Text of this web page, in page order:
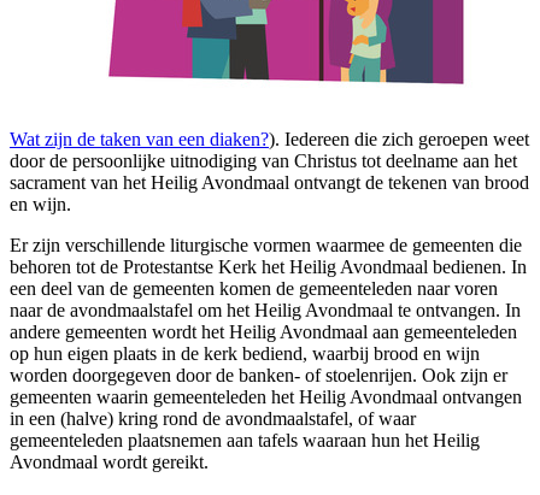
Wat zijn de taken van een diaken?). Iedereen die zich geroepen weet
door de persoonlijke uitnodiging van Christus tot deelname aan het
sacrament van het Heilig Avondmaal ontvangt de tekenen van brood
en wijn.
Er zijn verschillende liturgische vormen waarmee de gemeenten die
behoren tot de Protestantse Kerk het Heilig Avondmaal bedienen. In
een deel van de gemeenten komen de gemeenteleden naar voren
naar de avondmaalstafel om het Heilig Avondmaal te ontvangen. In
andere gemeenten wordt het Heilig Avondmaal aan gemeenteleden
op hun eigen plaats in de kerk bediend, waarbij brood en wijn
worden doorgegeven door de banken- of stoelenrijen. Ook zijn er
gemeenten waarin gemeenteleden het Heilig Avondmaal ontvangen
in een (halve) kring rond de avondmaalstafel, of waar
gemeenteleden plaatsnemen aan tafels waaraan hun het Heilig
Avondmaal wordt gereikt.